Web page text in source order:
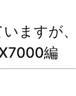
ますが
編